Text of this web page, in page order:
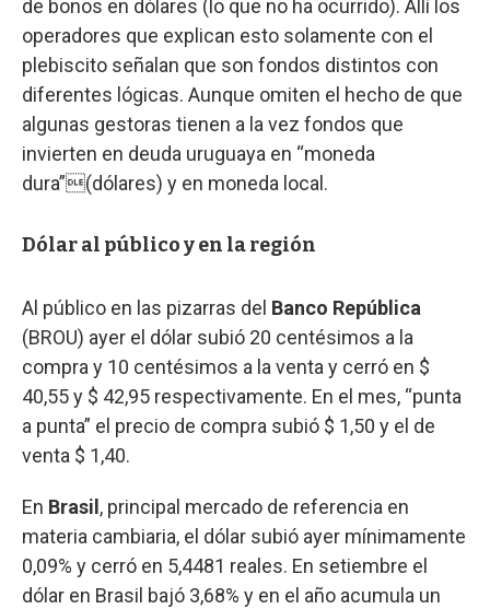
de bonos en dólares (lo que no ha ocurrido). Allí los
operadores que explican esto solamente con el
plebiscito señalan que son fondos distintos con
diferentes lógicas. Aunque omiten el hecho de que
algunas gestoras tienen a la vez fondos que
invierten en deuda uruguaya en “moneda
dura”(dólares) y en moneda local.
Dólar al público y en la región
Al público en las pizarras del Banco República
(BROU) ayer el dólar subió 20 centésimos a la
compra y 10 centésimos a la venta y cerró en $
40,55 y $ 42,95 respectivamente. En el mes, “punta
a punta” el precio de compra subió $ 1,50 y el de
venta $ 1,40.
En Brasil , principal mercado de referencia en
materia cambiaria, el dólar subió ayer mínimamente
0,09% y cerró en 5,4481 reales. En setiembre el
dólar en Brasil bajó 3,68% y en el año acumula un